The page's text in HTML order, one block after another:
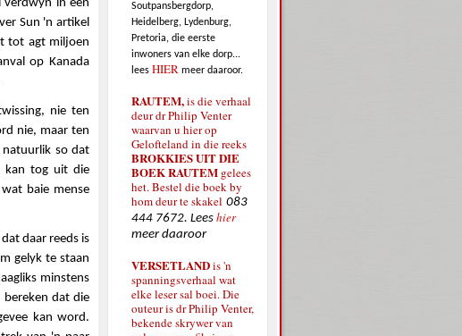
verdwyn in een
Sun 'n artikel
tot agt miljoen
op Kanada
nie ten
nie, maar ten
natuurlik so dat
kan tog uit die
baie mense
daar reeds is
gelyk te staan
minstens
dat die
kan word.
Soutpansbergdorp,
Heidelberg, Lydenburg,
Pretoria, die eerste
inwoners van elke dorp...
lees HIER meer daaroor.
RAUTEM,is die verhaal
deur dr Philip Venter
waarvan u hier op
Gelofteland in die reeks
BROKKIES UIT DIE
BOEK RAUTEM gelees
het. Bestel die boek by
hom deur te skakel 083
444 7672. Lees hier
meer daaroor
VERSETLANDis 'n
spanningsverhaal wat
elke leser sal boei. Die
outeur is dr Philip Venter,
bekende skrywer van